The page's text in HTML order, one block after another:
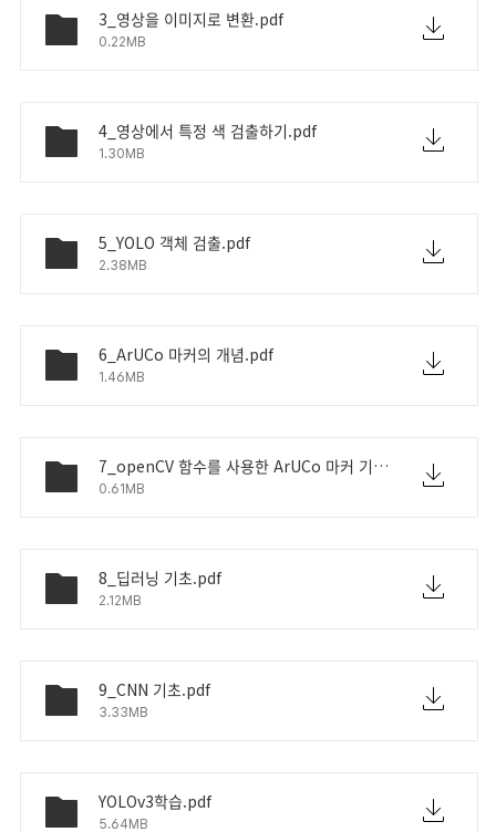
3_영상을 이미지로 변환.pdf
0.22MB
4_영상에서 특정 색 검출하기.pdf
1.30MB
5_YOLO 객체 검출.pdf
2.38MB
6_ArUCo 마커의 개념.pdf
1.46MB
7_openCV 함수를 사용한 ArUCo 마커 기반 3차원 자세 추정.pdf
0.61MB
8_딥러닝 기초.pdf
2.12MB
9_CNN 기초.pdf
3.33MB
YOLOv3학습.pdf
5.64MB